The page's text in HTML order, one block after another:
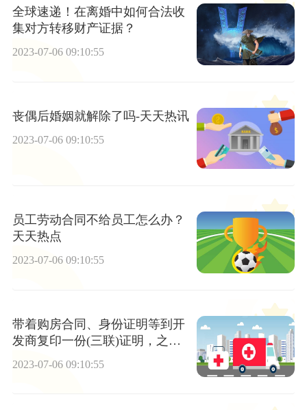
全球速递！在离婚中如何合法收
集对方转移财产证据？
2023-07-06 09:10:55
丧偶后婚姻就解除了吗-天天热讯
2023-07-06 09:10:55
员工劳动合同不给员工怎么办？
天天热点
2023-07-06 09:10:55
带着购房合同、身份证明等到开
发商复印一份(三联)证明，之后
2023-07-06 09:10:55